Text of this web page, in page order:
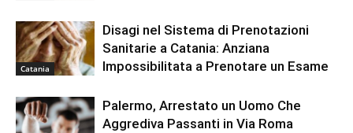
Catania
Disagi nel Sistema di Prenotazioni
Sanitarie a Catania: Anziana
Impossibilitata a Prenotare un Esame
Palermo, Arrestato un Uomo Che
Aggrediva Passanti in Via Roma